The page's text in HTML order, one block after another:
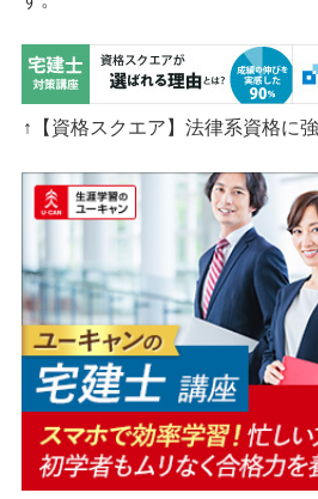
↑【資格スクエア】法律系資格に